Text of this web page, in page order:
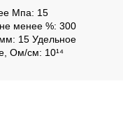
Мпа: 15
менее %: 300
15 Удельное
Ом/см: 10¹⁴